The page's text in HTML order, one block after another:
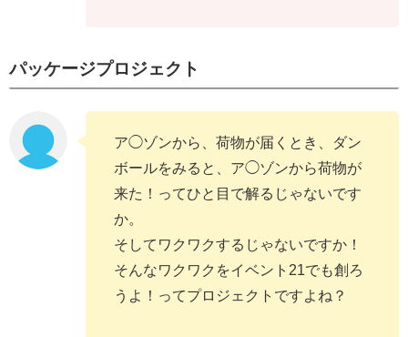
パッケージプロジェクト
ア◯ゾンから、荷物が届くとき、ダン
ボールをみると、ア◯ゾンから荷物が
来た！ってひと目で解るじゃないです
か。
そしてワクワクするじゃないですか！
そんなワクワクをイベント21でも創ろ
うよ！ってプロジェクトですよね？